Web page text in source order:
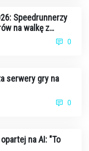
Speedrunnerzy
na walkę z
0
serwery gry na
0
na AI: "To